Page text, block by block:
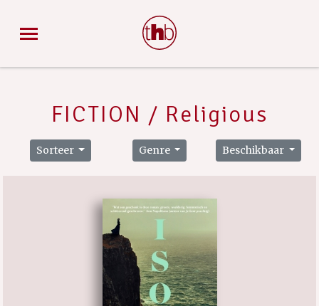
FICTION / Religious
Sorteer Genre Beschikbaar